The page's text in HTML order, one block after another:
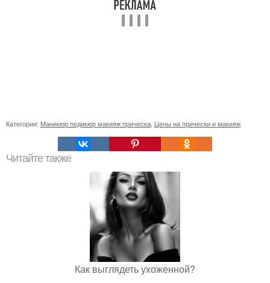
Категории: Маникюр педикюр макияж прическа, Цены на прически и макияж
Читайте также
Как выглядеть ухоженной?